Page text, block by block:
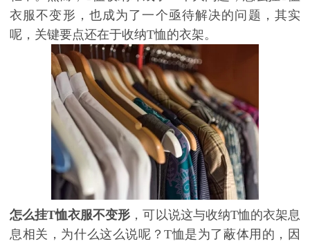
衣服不变形，也成为了一个亟待解决的问题，其实
呢，关键要点还在于收纳T恤的衣架。
怎么挂T恤衣服不变形 ，可以说这与收纳T恤的衣架息
息相关，为什么这么说呢？T恤是为了蔽体用的，因